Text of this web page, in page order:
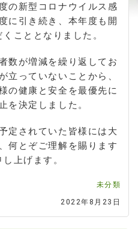
の新型コロナウイルス感
に引き続き、本年度も開
こととなりました。
数が増減を繰り返してお
立っていないことから、
の健康と安全を最優先に
を決定しました。
定されていた皆様には大
何とぞご理解を賜ります
上げます。
未分類
2022年8月23日